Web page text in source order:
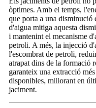
òptimes. Amb el temps,
que porta a una
d'aigua mitiga aquesta
i mantenint el mecanisme
petroli. A més, la injecció
l'escombrat de petroli,
atrapat dins de la formació
garanteix una extracció
disponibles, millorant en
jaciment.